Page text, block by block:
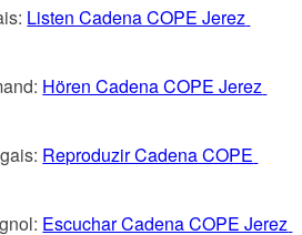
Listen Cadena COPE Jerez
Hören Cadena COPE Jerez
Reproduzir Cadena COPE
Escuchar Cadena COPE Jerez